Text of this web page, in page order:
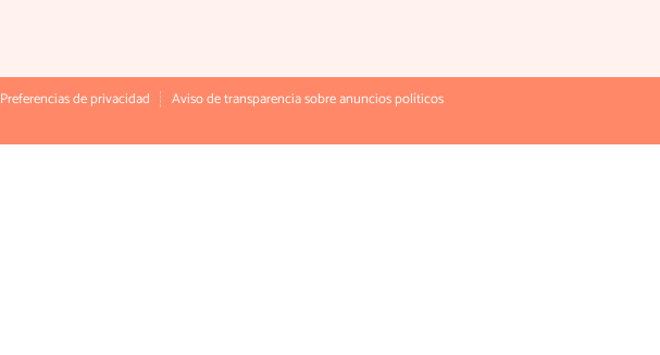
Preferencias de privacidad
Aviso de transparencia sobre anuncios políticos